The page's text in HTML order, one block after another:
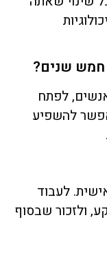
חמש שנים?
לפתח
להשפיע
לעבוד
ולזכור שבסוף